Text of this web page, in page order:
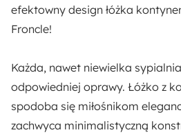
8.2 cm
34 cm
Styl:
Nowoczesny
efektowny design łóżka
Froncle!
Każda, nawet niewielka
odpowiedniej oprawy. Łóżko z
spodoba się miłośnikom
zachwyca minimalistyczną